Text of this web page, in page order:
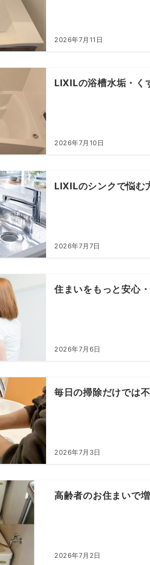
2026年7月11日
LIXILの浴槽水垢・く
2026年7月10日
LIXILのシンクで悩む
2026年7月7日
住まいをもっと安心
2026年7月6日
毎日の掃除だけでは
2026年7月3日
高齢者のお住まいで
2026年7月2日